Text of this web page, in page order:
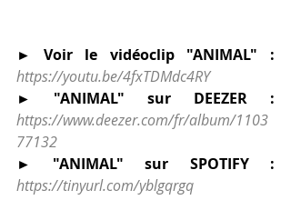
► Voir le vidéoclip "ANIMAL" :
https://youtu.be/4fxTDMdc4RY
► "ANIMAL" sur DEEZER :
https://www.deezer.com/fr/album/1103
77132
https://tinyurl.com/yblgqrgq